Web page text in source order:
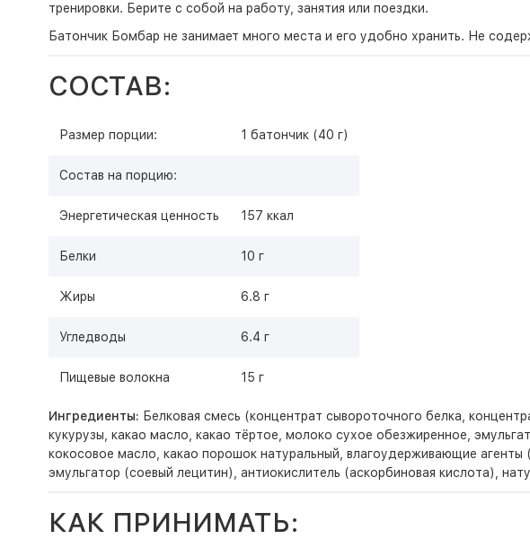
тренировки. Берите с собой на работу, занятия или поездки.
Батончик Бомбар не занимает много места и его удобно хранить. Не
СОСТАВ:
Размер порции: 1 батончик (40 г)
Состав на порцию:
Энергетическая ценность 157 ккал
Белки 10 г
Жиры 6.8 г
Угледводы 6.4 г
Пищевые волокна 15 г
Ингредиенты: Белковая смесь (концентрат сывороточного белка,
кукурузы, какао масло, какао тёртое, молоко сухое обезжиренное,
кокосовое масло, какао порошок натуральный, влагоудерживающие агенты
эмульгатор (соевый лецитин), антиокислитель (аскорбиновая кислота),
КАК ПРИНИМАТЬ: